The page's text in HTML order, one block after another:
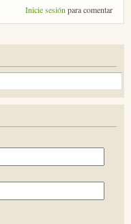
Inicie sesión para comentar